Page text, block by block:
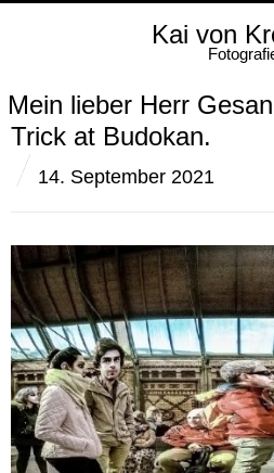
Kai von
Mein lieber Herr
Trick at Budokan.
14. September 2021